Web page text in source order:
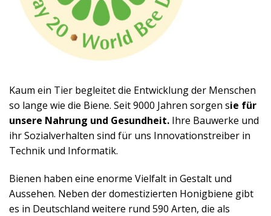
Kaum ein Tier begleitet die Entwicklung der Menschen
so lange wie die Biene. Seit 9000 Jahren sorgen sie für
unsere Nahrung und Gesundheit. Ihre Bauwerke und
ihr Sozialverhalten sind für uns Innovationstreiber in
Technik und Informatik.
Bienen haben eine enorme Vielfalt in Gestalt und
Aussehen. Neben der domestizierten Honigbiene gibt
es in Deutschland weitere rund 590 Arten, die als